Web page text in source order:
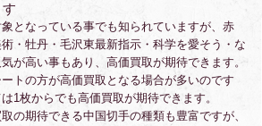
となっている事でも知られていますが、赤
・牡丹・毛沢東最新指示・科学を愛そう・な
が高い事もあり、高価買取が期待できます。
トの方が高価買取となる場合が多いのです
1枚からでも高価買取が期待できます。
の期待できる中国切手の種類も豊富ですが、